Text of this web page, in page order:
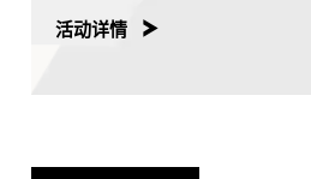
活动详情